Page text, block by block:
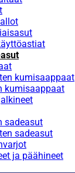
kumisaappaat
kumisaappaat
sadeasut
sadeasut
ja päähineet